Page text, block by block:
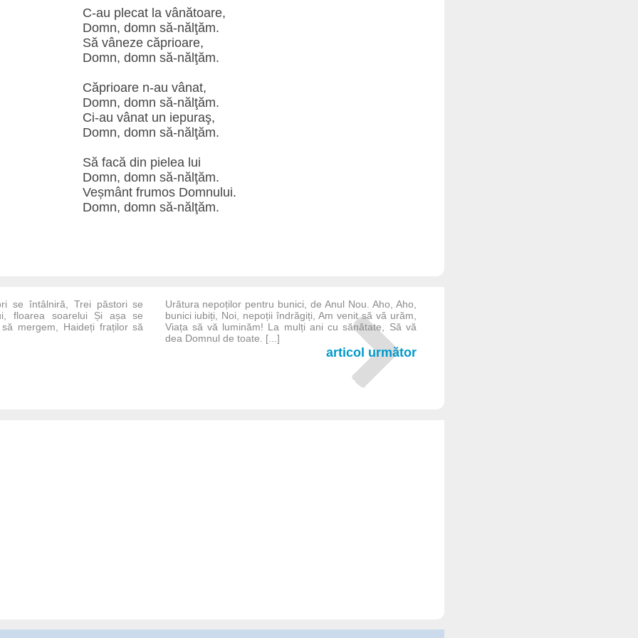
C-au plecat la vânătoare,
Domn, domn să-nălţăm.
Să vâneze căprioare,
Domn, domn să-nălţăm.
Căprioare n-au vânat,
Domn, domn să-nălţăm.
Ci-au vânat un iepuraş,
Domn, domn să-nălţăm.
Să facă din pielea lui
Domn, domn să-nălţăm.
Veșmânt frumos Domnului.
Domn, domn să-nălţăm.
se întâlniră, Trei păstori se
floarea soarelui Și așa se
mergem, Haideți fraților să
Urătura nepoților pentru bunici, de Anul Nou. Aho, Aho,
bunici iubiți, Noi, nepoții îndrăgiți, Am venit să vă urăm,
Viața să vă luminăm! La mulți ani cu sănătate, Să vă
dea Domnul de toate. [...]
articol următor